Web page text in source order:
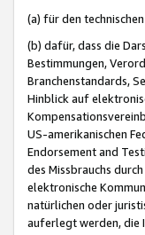
(a) für den
(b) dafür, dass die
Bestimmungen,
Branchenstandards,
Hinblick auf
US-amerikanischen
Endorsement and
des Missbrauchs
elektronische
natürlichen oder
auferlegt werden, die